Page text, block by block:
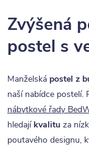
Zvýšená
postel s
Manželská postel z
naší nabídce postelí.
nábytkové řady
hledajíkvalitu za
poutavého designu,